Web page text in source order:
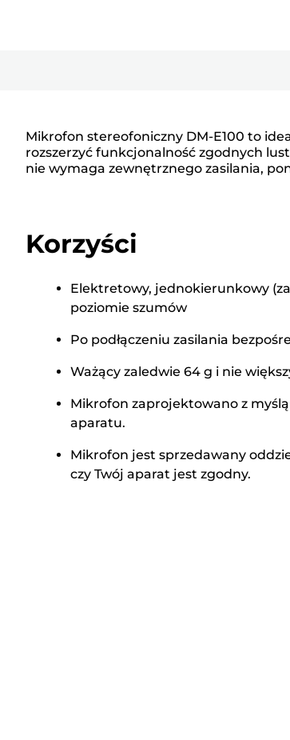
Mikrofon stereofoniczny DM-E100 to
rozszerzyć funkcjonalność zgodnych
nie wymaga zewnętrznego zasilania,
Korzyści
Elektretowy, jednokierunkowy
poziomie szumów
Po podłączeniu zasilania
Ważący zaledwie 64 g i nie
Mikrofon zaprojektowano z
aparatu.
Mikrofon jest sprzedawany
czy Twój aparat jest zgodny.